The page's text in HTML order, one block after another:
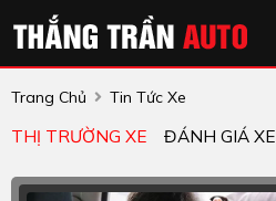
Trang Chủ Tin Tức Xe
THỊ TRƯỜNG XE ĐÁNH GIÁ XE